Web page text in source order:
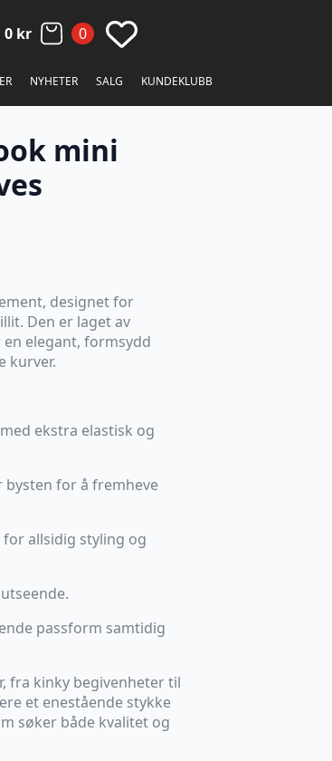
0 kr 0
NYHETER SALG KUNDEKLUBB
mini
designet for
Den er laget av
elegant, formsydd
kurver.
ekstra elastisk og
bysten for å fremheve
for allsidig styling og
passform samtidig
fra kinky begivenheter til
et enestående stykke
søker både kvalitet og